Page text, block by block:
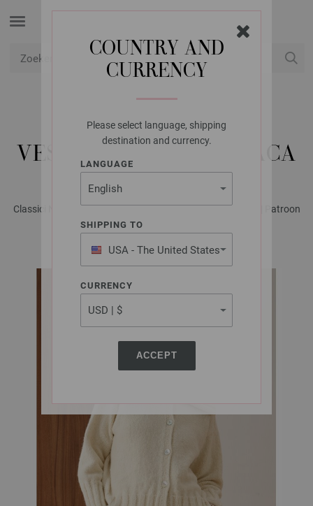
COUNTRY AND
CURRENCY
Please select language, shipping
destination and currency.
LANGUAGE
SHIPPING TO
USA - The United States
of America
CURRENCY
ACCEPT
LANA GROSSA
VEST ALTA MODA ALPACA
Classici No. 29 - Tijdschrift (DE) + Breibeschrijvingen (NL) | Patroon